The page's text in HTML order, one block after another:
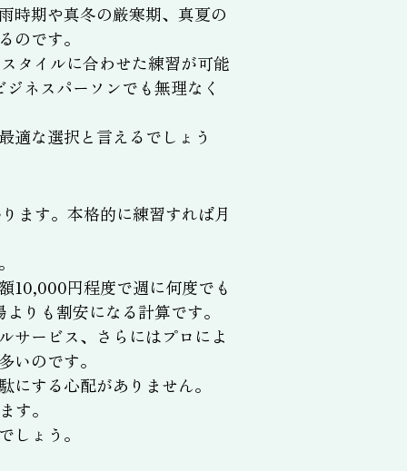
時期や真冬の厳寒期、真夏の
のです。
タイルに合わせた練習が可能
ネスパーソンでも無理なく
適な選択と言えるでしょう
ます。本格的に練習すれば月
10,000円程度で週に何度でも
りも割安になる計算です。
サービス、さらにはプロによ
のです。
する心配がありません。
す。
しょう。